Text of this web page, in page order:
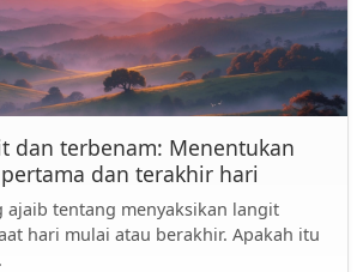
dan terbenam: Menentukan
dan terakhir hari
ajaib tentang menyaksikan langit
hari mulai atau berakhir. Apakah itu